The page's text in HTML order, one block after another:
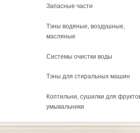
Запасные части
Тэны водяные, воздушные,
масляные
Системы очистки воды
Тэны для стиральных машин
Коптильни, сушилки для
умывальники